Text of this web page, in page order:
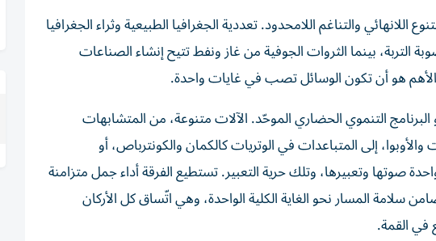
والتناغم اللامحدود. تعددية الجغرافيا الطبيعية وثراء الجغرافيا
التربة، بينما الثروات الجوفية من غاز ونفط تتيح إنشاء الصناعات
هو أن تكون الوسائل تصب في غايات واحدة.
التنموي الحضاري الموحّد. الآلات متنوعة، من المتشابهات
إلى المتباعدات في الوتريات كالكمان والكونترباص، أو
صوتها وتعبيرها، وتلك حرية التعبير. تستطيع الفرقة أداء جمل متزامنة
سلامة المسار نحو الغاية الكلية الواحدة، وهي اتّساق كل الأركان
في القمة.